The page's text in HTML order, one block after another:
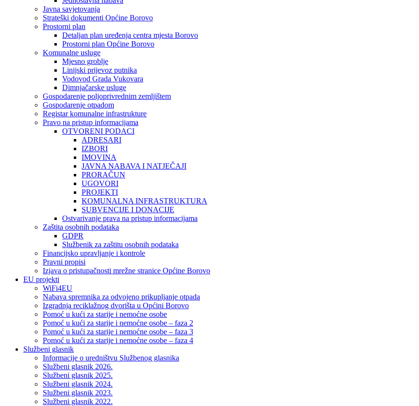
Javna savjetovanja
Strateški dokumenti Općine Borovo
Prostorni plan
Detaljan plan uređenja centra mjesta Borovo
Prostorni plan Općine Borovo
Komunalne usluge
Mjesno groblje
Linijski prijevoz putnika
Vodovod Grada Vukovara
Dimnjačarske usluge
Gospodarenje poljoprivrednim zemljištem
Gospodarenje otpadom
Registar komunalne infrastrukture
Pravo na pristup informacijama
OTVORENI PODACI
ADRESARI
IZBORI
IMOVINA
JAVNA NABAVA I NATJEČAJI
PRORAČUN
UGOVORI
PROJEKTI
KOMUNALNA INFRASTRUKTURA
SUBVENCIJE I DONACIJE
Ostvarivanje prava na pristup informacijama
Zaštita osobnih podataka
GDPR
Službenik za zaštitu osobnih podataka
Financijsko upravljanje i kontrole
Pravni propisi
Izjava o pristupačnosti mrežne stranice Općine Borovo
EU projekti
WiFi4EU
Nabava spremnika za odvojeno prikupljanje otpada
Izgradnja reciklažnog dvorišta u Općini Borovo
Pomoć u kući za starije i nemoćne osobe
Pomoć u kući za starije i nemoćne osobe – faza 2
Pomoć u kući za starije i nemoćne osobe – faza 3
Pomoć u kući za starije i nemoćne osobe – faza 4
Službeni glasnik
Informacije o uredništvu Službenog glasnika
Službeni glasnik 2026.
Službeni glasnik 2025.
Službeni glasnik 2024.
Službeni glasnik 2023.
Službeni glasnik 2022.